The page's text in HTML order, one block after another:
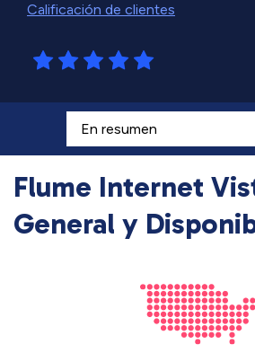
Calificación de clientes
Flume Internet
General y